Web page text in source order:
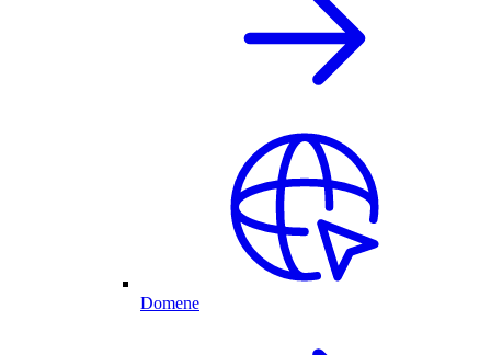
Domene